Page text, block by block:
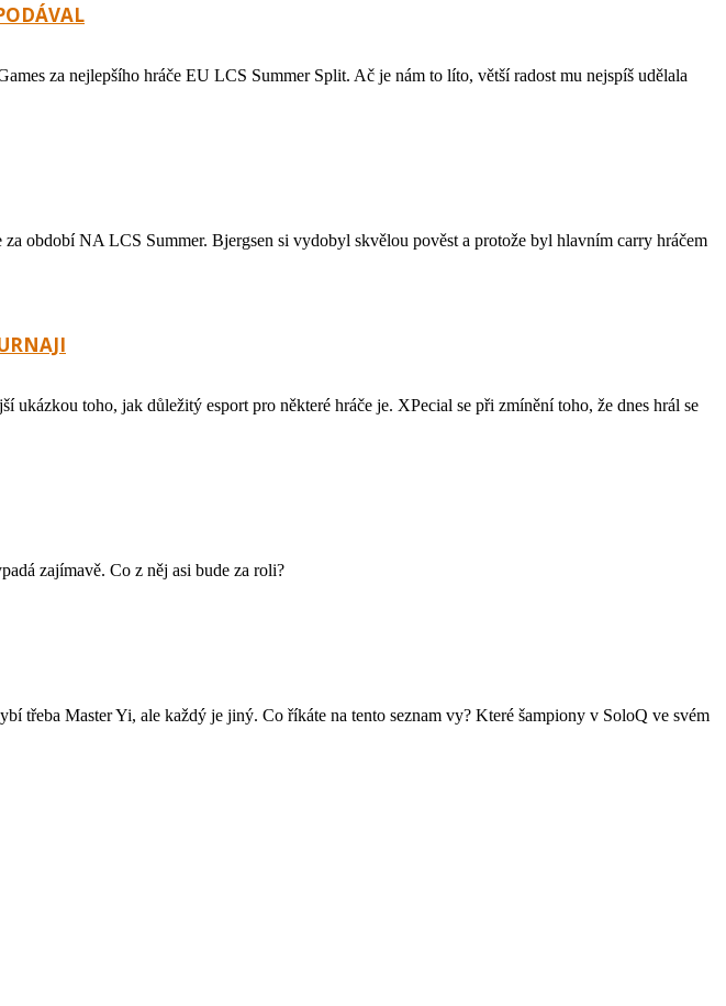
za nejlepšího hráče EU LCS Summer Split. Ač je nám to líto, větší radost mu nejspíš udělala
období NA LCS Summer. Bjergsen si vydobyl skvělou pověst a protože byl hlavním carry hráčem
toho, jak důležitý esport pro některé hráče je. XPecial se při zmínění toho, že dnes hrál se
zajímavě. Co z něj asi bude za roli?
třeba Master Yi, ale každý je jiný. Co říkáte na tento seznam vy? Které šampiony v SoloQ ve svém